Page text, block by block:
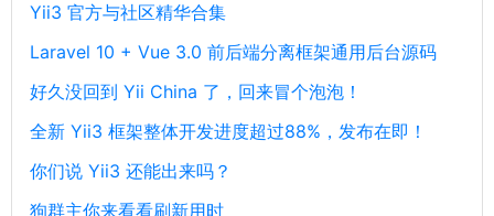
Yii3 官方与社区精华合集
Laravel 10 + Vue 3.0 前后端分离框架通用后台源码
好久没回到 Yii China 了，回来冒个泡泡！
全新 Yii3 框架整体开发进度超过88%，发布在即！
你们说 Yii3 还能出来吗？
狗群主你来看看刷新用时